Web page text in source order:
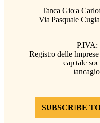
Tanca Gioia
Via Pasquale
P.IVA:
Registro delle
capitale
SUBSCRIBE